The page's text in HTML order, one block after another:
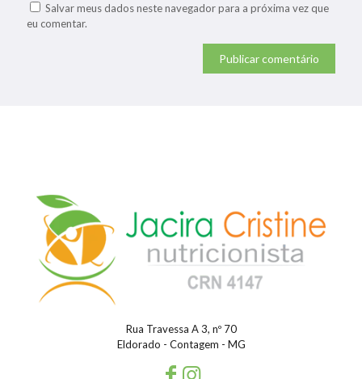
Salvar meus dados neste navegador para a próxima vez que
eu comentar.
Rua Travessa A 3, nº 70
Eldorado - Contagem - MG